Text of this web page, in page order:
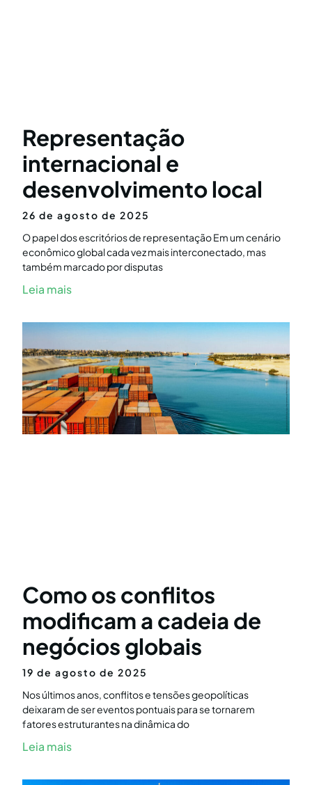
Representação
internacional e
desenvolvimento local
26 de agosto de 2025
O papel dos escritórios de representação Em um cenário
econômico global cada vez mais interconectado, mas
também marcado por disputas
Leia mais
Como os conflitos
modificam a cadeia de
negócios globais
19 de agosto de 2025
Nos últimos anos, conflitos e tensões geopolíticas
deixaram de ser eventos pontuais para se tornarem
fatores estruturantes na dinâmica do
Leia mais